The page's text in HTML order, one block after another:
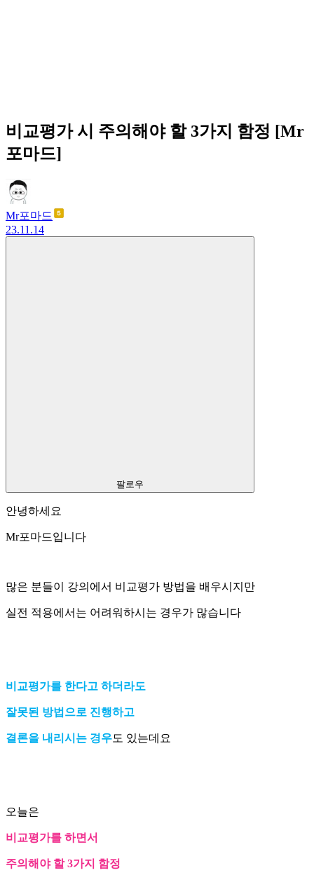
비교평가 시 주의해야 할 3가지 함정 [Mr
포마드]
Mr포마드
23.11.14
팔로우
안녕하세요
Mr포마드입니다
많은 분들이 강의에서 비교평가 방법을 배우시지만
실전 적용에서는 어려워하시는 경우가 많습니다
비교평가를 한다고 하더라도
잘못된 방법으로 진행하고
결론을 내리시는 경우도 있는데요
오늘은
비교평가를 하면서
주의해야 할 3가지 함정